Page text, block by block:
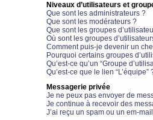
Niveaux d’utilisateurs et
Que sont les administrateurs ?
Que sont les modérateurs ?
Que sont les groupes
Où sont les groupes
Comment puis-je devenir un
Pourquoi certains groupes
Qu’est-ce qu’un “Groupe
Qu’est-ce que le lien “L’équipe”
Messagerie privée
Je ne peux pas envoyer de
Je continue à recevoir des
J’ai reçu un spam ou un em-